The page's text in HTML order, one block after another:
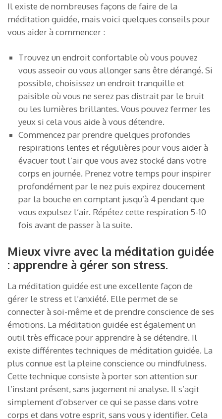
Il existe de nombreuses façons de faire de la
méditation guidée, mais voici quelques conseils pour
vous aider à commencer :
Trouvez un endroit confortable où vous pouvez
vous asseoir ou vous allonger sans être dérangé. Si
possible, choisissez un endroit tranquille et
paisible où vous ne serez pas distrait par le bruit
ou les lumières brillantes. Vous pouvez fermer les
yeux si cela vous aide à vous détendre.
Commencez par prendre quelques profondes
respirations lentes et régulières pour vous aider à
évacuer tout l’air que vous avez stocké dans votre
corps en journée. Prenez votre temps pour inspirer
profondément par le nez puis expirez doucement
par la bouche en comptant jusqu’à 4 pendant que
vous expulsez l’air. Répétez cette respiration 5-10
fois avant de passer à la suite.
Mieux vivre avec la méditation guidée
: apprendre à gérer son stress.
La méditation guidée est une excellente façon de
gérer le stress et l’anxiété. Elle permet de se
connecter à soi-même et de prendre conscience de ses
émotions. La méditation guidée est également un
outil très efficace pour apprendre à se détendre. Il
existe différentes techniques de méditation guidée. La
plus connue est la pleine conscience ou mindfulness.
Cette technique consiste à porter son attention sur
l’instant présent, sans jugement ni analyse. Il s’agit
simplement d’observer ce qui se passe dans votre
corps et dans votre esprit, sans vous y identifier. Cela